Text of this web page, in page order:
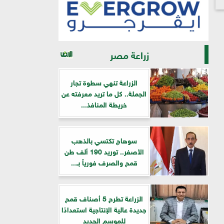
زراعة مصر
الزراعة تنهي سطوة تجار
الجملة.. كل ما تريد معرفته عن
خريطة المنافذ...
سوهاج تكتسي بالذهب
الأصفر.. توريد 190 ألف طن
قمح والصرف فورياً بـ...
الزراعة تطرح 5 أصناف قمح
جديدة عالية الإنتاجية استعدادًا
للموسم الجديد